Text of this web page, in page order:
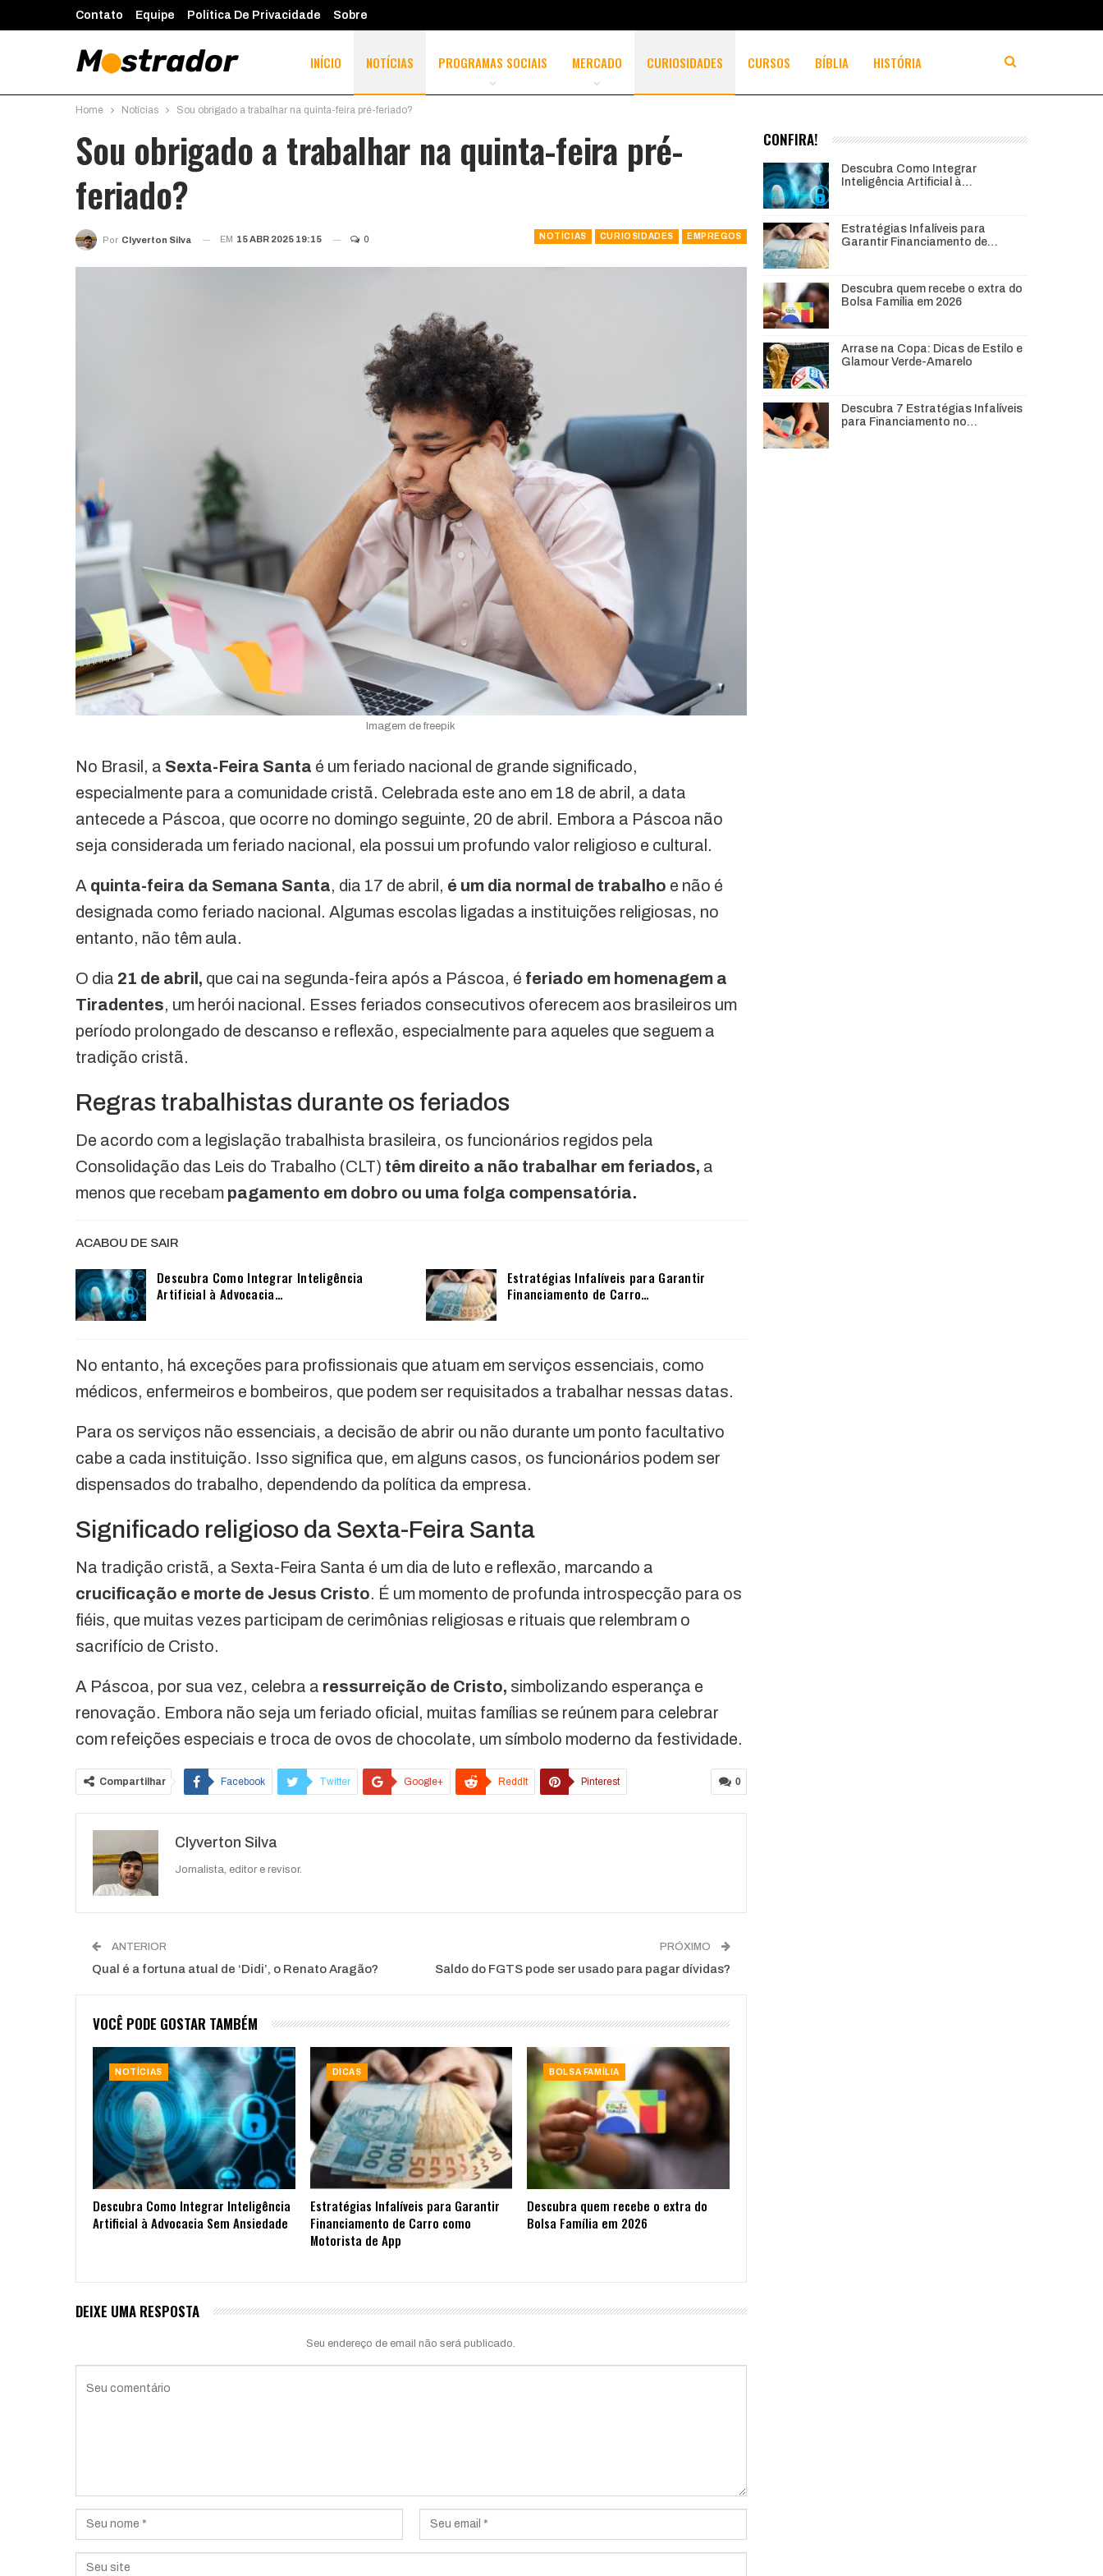
Contato Equipe Política De Privacidade Sobre
INÍCIO NOTÍCIAS PROGRAMAS SOCIAIS MERCADO CURIOSIDADES CURSOS BÍBLIA HISTÓRIA
Home Notícias Sou obrigado a trabalhar na quinta-feira pré-feriado?
Sou obrigado a trabalhar na quinta-feira pré-
feriado?
NOTÍCIAS CURIOSIDADES EMPREGOS
Por Clyverton Silva EM 15 ABR 2025 19:15 0
Imagem de freepik
No Brasil, a Sexta-Feira Santa é um feriado nacional de grande significado,
especialmente para a comunidade cristã. Celebrada este ano em 18 de abril, a data
antecede a Páscoa, que ocorre no domingo seguinte, 20 de abril. Embora a Páscoa não
seja considerada um feriado nacional, ela possui um profundo valor religioso e cultural.
A quinta-feira da Semana Santa, dia 17 de abril, é um dia normal de trabalho e não é
designada como feriado nacional. Algumas escolas ligadas a instituições religiosas, no
entanto, não têm aula.
O dia 21 de abril, que cai na segunda-feira após a Páscoa, é feriado em homenagem a
Tiradentes, um herói nacional. Esses feriados consecutivos oferecem aos brasileiros um
período prolongado de descanso e reflexão, especialmente para aqueles que seguem a
tradição cristã.
Regras trabalhistas durante os feriados
De acordo com a legislação trabalhista brasileira, os funcionários regidos pela
Consolidação das Leis do Trabalho (CLT) têm direito a não trabalhar em feriados, a
menos que recebam pagamento em dobro ou uma folga compensatória.
ACABOU DE SAIR
Descubra Como Integrar Inteligência
Artificial à Advocacia…
Estratégias Infalíveis para Garantir
Financiamento de Carro…
No entanto, há exceções para profissionais que atuam em serviços essenciais, como
médicos, enfermeiros e bombeiros, que podem ser requisitados a trabalhar nessas datas.
Para os serviços não essenciais, a decisão de abrir ou não durante um ponto facultativo
cabe a cada instituição. Isso significa que, em alguns casos, os funcionários podem ser
dispensados do trabalho, dependendo da política da empresa.
Significado religioso da Sexta-Feira Santa
Na tradição cristã, a Sexta-Feira Santa é um dia de luto e reflexão, marcando a
crucificação e morte de Jesus Cristo. É um momento de profunda introspecção para os
fiéis, que muitas vezes participam de cerimônias religiosas e rituais que relembram o
sacrifício de Cristo.
A Páscoa, por sua vez, celebra a ressurreição de Cristo, simbolizando esperança e
renovação. Embora não seja um feriado oficial, muitas famílias se reúnem para celebrar
com refeições especiais e troca de ovos de chocolate, um símbolo moderno da festividade.
0
Compartilhar Facebook Twitter Google+ ReddIt Pinterest
Clyverton Silva
Jornalista, editor e revisor.
ANTERIOR
Qual é a fortuna atual de ‘Didi’, o Renato Aragão?
PRÓXIMO
Saldo do FGTS pode ser usado para pagar dívidas?
VOCÊ PODE GOSTAR TAMBÉM
NOTÍCIAS
Descubra Como Integrar Inteligência
Artificial à Advocacia Sem Ansiedade
DICAS
Estratégias Infalíveis para Garantir
Financiamento de Carro como
Motorista de App
BOLSA FAMÍLIA
Descubra quem recebe o extra do
Bolsa Família em 2026
DEIXE UMA RESPOSTA
Seu endereço de email não será publicado.
CONFIRA!
Descubra Como Integrar
Inteligência Artificial à…
Estratégias Infalíveis para
Garantir Financiamento de…
Descubra quem recebe o extra do
Bolsa Família em 2026
Arrase na Copa: Dicas de Estilo e
Glamour Verde-Amarelo
Descubra 7 Estratégias Infalíveis
para Financiamento no…